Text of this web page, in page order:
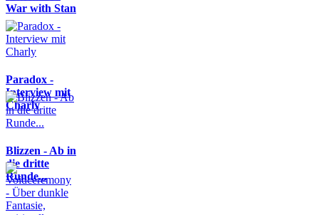
War with Stan
Paradox -
Interview mit
Charly
Blizzen - Ab in
die dritte
Runde...